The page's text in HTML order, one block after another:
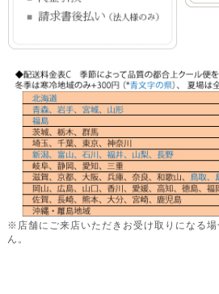
※店舗にご来店いただきお受け取りになる
ん。